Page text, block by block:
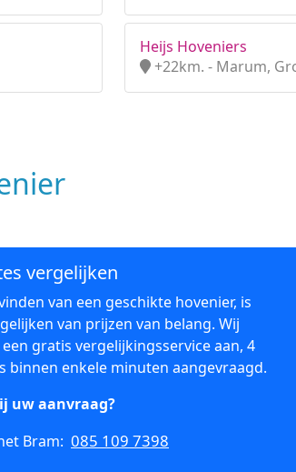
Heijs Hoveniers
+22km. - Marum,
vergelijken
van een geschikte hovenier, is
van prijzen van belang. Wij
gratis vergelijkingsservice aan, 4
binnen enkele minuten aangevraagd.
uw aanvraag?
Bram: 085 109 7398